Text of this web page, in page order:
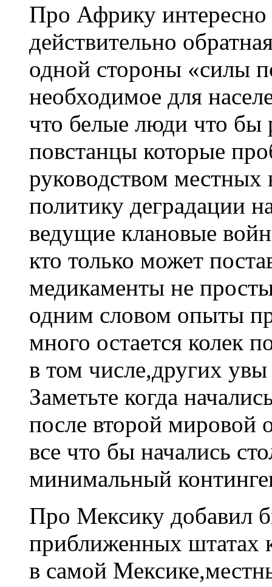
Про Африку
действительно
одной стороны «силы
необходимое для
что белые люди что бы
повстанцы которые
руководством
политику деградации
ведущие клановые
кто только может
медикаменты не
одним словом опыты
много остается колек
в том числе,других увы
Заметьте когда
после второй мировой
все что бы начались
минимальный
Про Мексику добавил
приближенных штатах
в самой